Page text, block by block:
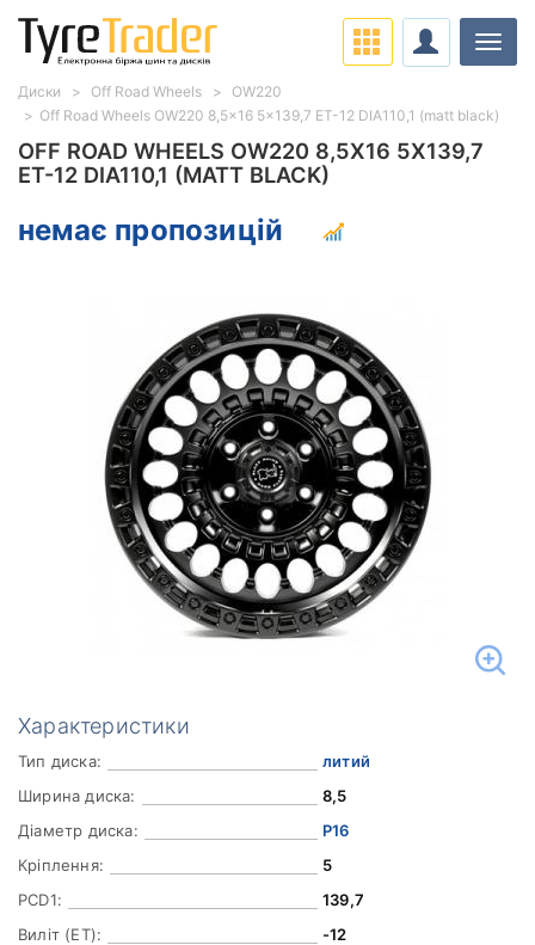
OFF ROAD WHEELS OW220 8,5X16 5X139,7
ET-12 DIA110,1 (MATT BLACK)
немає пропозицій
Характеристики
Тип диска:
литий
Ширина диска:
8,5
Діаметр диска:
Р16
Кріплення:
5
PCD1:
139,7
Виліт (ET):
-12
Диски Off Road Wheels
OW220
Off Road Wheels OW220 8,5x16 5x139,7 ET-12 DIA110,1 (matt black)